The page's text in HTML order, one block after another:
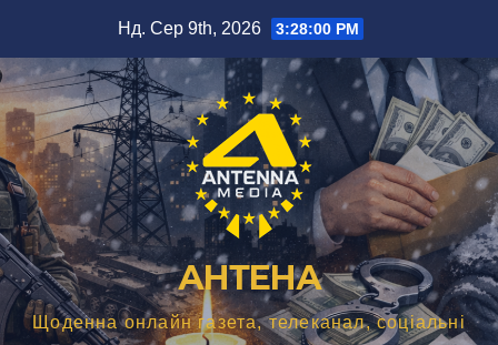
вмісту
Нд. Сер 9th, 2026 3:28:01 PM
АНТЕНА
Щоденна онлайн газета, телеканал, соціальні